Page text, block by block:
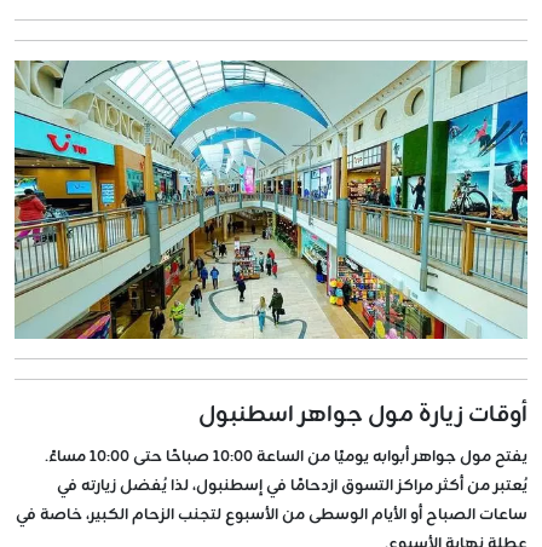
أوقات زيارة مول جواهر اسطنبول
يفتح مول جواهر أبوابه يوميًا من الساعة 10:00 صباحًا حتى 10:00 مساءً.
يُعتبر من أكثر مراكز التسوق ازدحامًا في إسطنبول، لذا يُفضل زيارته في
ساعات الصباح أو الأيام الوسطى من الأسبوع لتجنب الزحام الكبير، خاصة في